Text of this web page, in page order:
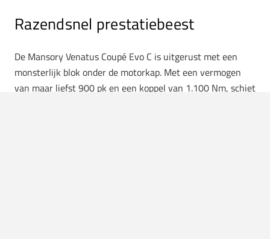
Razendsnel prestatiebeest
De Mansory Venatus Coupé Evo C is uitgerust met een
monsterlijk blok onder de motorkap. Met een vermogen
van maar liefst 900 pk en een koppel van 1.100 Nm, schiet